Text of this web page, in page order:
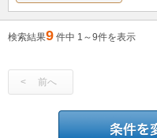
検索結果9 件中 1～9件を表示
前へ